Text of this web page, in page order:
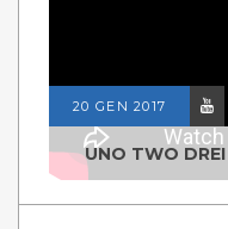
20 GEN 2017